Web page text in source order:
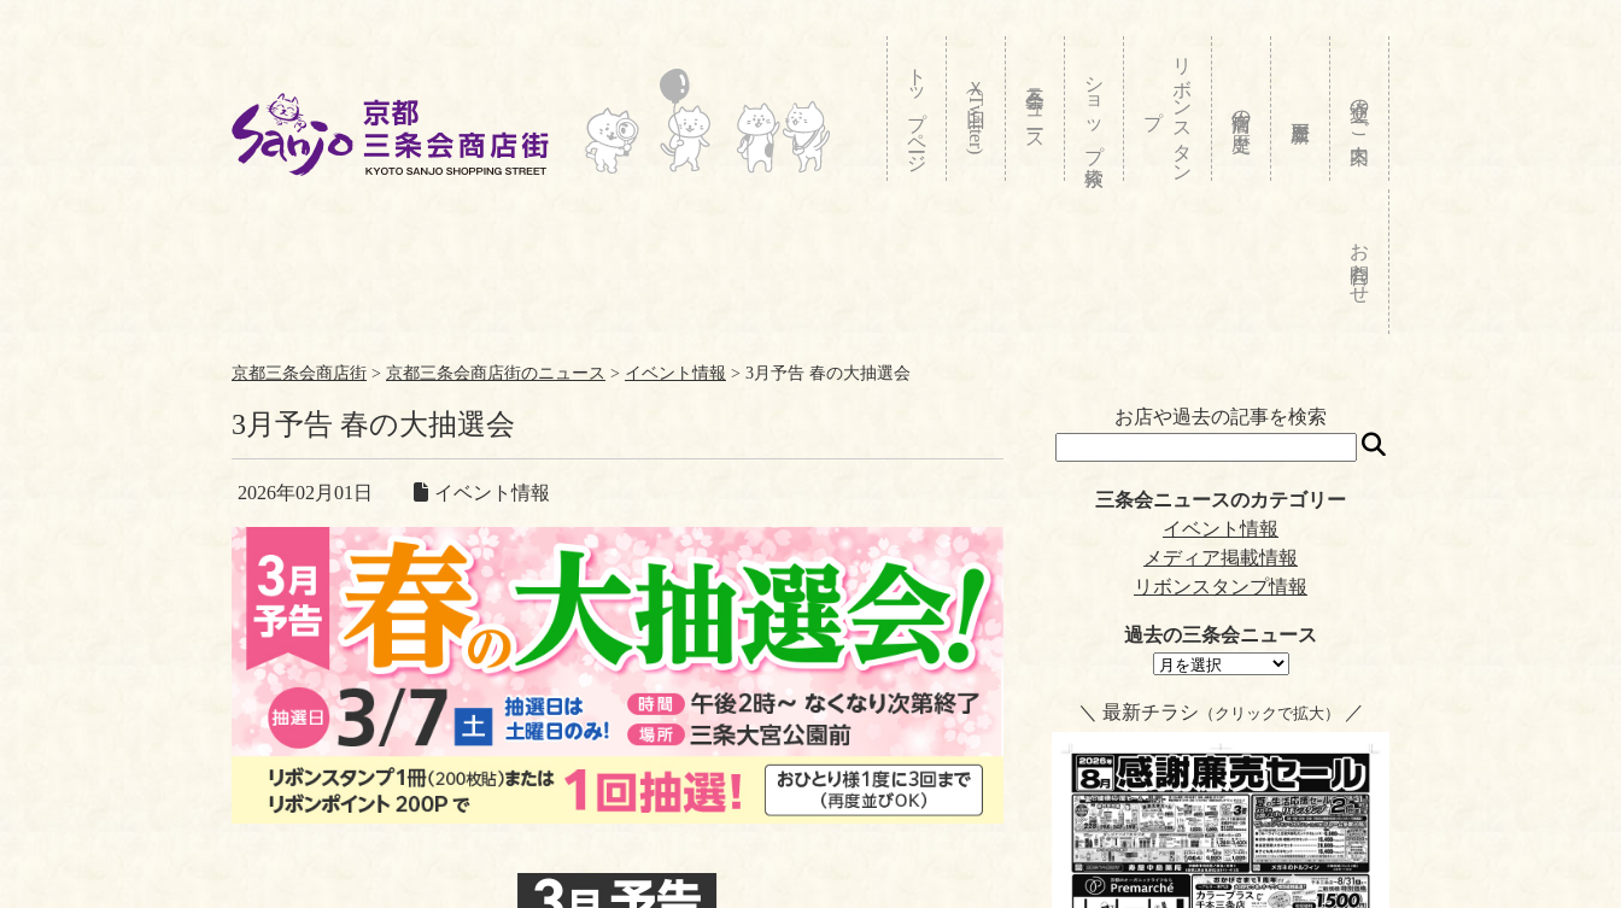
トップページ Ｘ(旧Twitter) 三条会ニュース ショップ検索 リ
ボ
ン
ス
タ
ン
プ 商店街の歴史 交通のご案内
お問合わせ
京都三条会商店街 > 京都三条会商店街のニュース > イベント情報 > 3月予告 春の大抽選会
3月予告 春の大抽選会
2026年02月01日 イベント情報
お店や過去の記事を検索
三条会ニュースのカテゴリー
イベント情報
メディア掲載情報
リボンスタンプ情報
過去の三条会ニュース
＼ 最新チラシ （クリックで拡大） ／